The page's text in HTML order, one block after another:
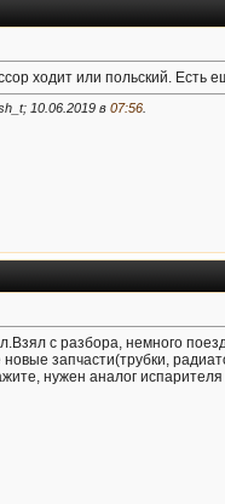
ходит или польский.
10.06.2019 в 07:56
с разбора, немного
новые запчасти(трубки,
нужен аналог